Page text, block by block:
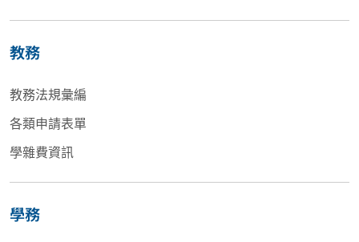
教務
教務法規彙編
各類申請表單
學雜費資訊
學務